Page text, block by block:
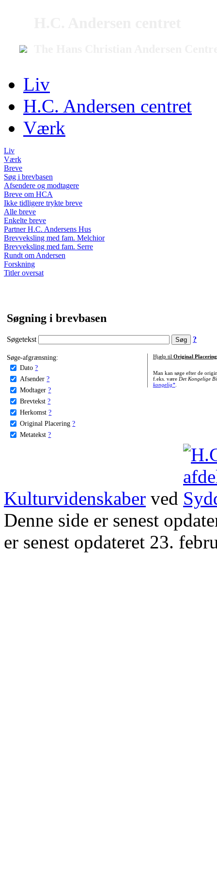
Liv
H.C. Andersen centret
Værk
Liv
Værk
Breve
Søg i brevbasen
Afsendere og modtagere
Breve om HCA
Ikke tidligere trykte breve
Alle breve
Enkelte breve
Partner H.C. Andersens Hus
Brevveksling med fam. Melchior
Brevveksling med fam. Serre
Rundt om Andersen
Forskning
Titler oversat
Søgning i brevbasen
Søgetekst ?
Søge-afgrænsning:
Dato ?
Afsender ?
Modtager ?
Brevtekst ?
Herkomst ?
Original Placering ?
Metatekst ?
Hjælp til Original Placering
Man kan søge efter de
f.eks. være Det Kongelige
kongelig*.
Kulturvidenskaber ved
Denne side er senest
er senest opdateret 23.